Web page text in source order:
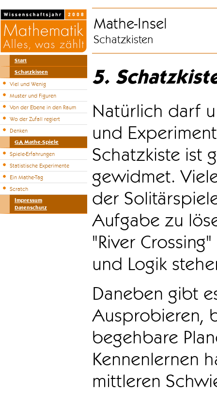
Start
Schatzkisten
Viel und Wenig
Muster und Figuren
Von der Ebene in den Raum
Wo der Zufall regiert
Denken
GA Mathe-Spiele
Spiele-Erfahrungen
Statistische Experimente
Ein Mathe-Tag
Scratch
Impressum
Datenschutz
Mathe-Insel
Schatzkisten
5.
Natürlich darf
und
Schatzkiste ist
gewidmet.
der
Aufgabe zu
"River
und Logik
Daneben gibt
Ausprobieren,
begehbare
Kennenlernen
mittleren